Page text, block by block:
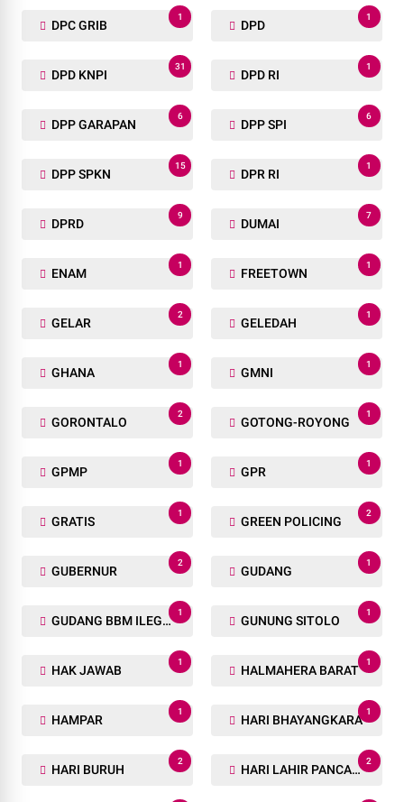
DPC GRIB
1
DPD
1
DPD KNPI
31
DPD RI
1
DPP GARAPAN
6
DPP SPI
6
DPP SPKN
15
DPR RI
1
DPRD
9
DUMAI
7
ENAM
1
FREETOWN
1
GELAR
2
GELEDAH
1
GHANA
1
GMNI
1
GORONTALO
2
GOTONG-ROYONG
1
GPMP
1
GPR
1
GRATIS
1
GREEN POLICING
2
GUBERNUR
2
GUDANG
1
GUDANG BBM ILEGAL
1
GUNUNG SITOLO
1
HAK JAWAB
1
HALMAHERA BARAT
1
HAMPAR
1
HARI BHAYANGKARA
1
HARI BURUH
2
HARI LAHIR PANCASILA
2